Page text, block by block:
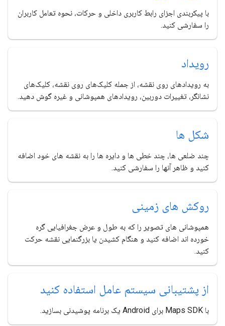
با پیکربندی اجزای رابط کاربری داخلی و حرکات، نحوه تعامل کاربران
را سفارشی کنید.
رویداد
به رویدادهای روی نقشه، از جمله کلیک‌های روی نقشه، کلیک‌های
نشانگر، تغییرات دوربین، رویدادهای همپوشانی و غیره گوش دهید.
شکل ها
چند ضلعی ها، چند خطی ها و دایره ها را به نقشه های خود اضافه
کنید و ظاهر آنها را سفارشی کنید.
روکش های زمینی
همپوشانی های تصویر را که به طول و عرض جغرافیایی گره
خورده اند اضافه کنید و هنگام کشیدن یا بزرگنمایی نقشه حرکت
کنید.
از پشتیبانی سیستم عامل استفاده کنید
با Maps SDK برای Android یک برنامه پوشیدنی بسازید.